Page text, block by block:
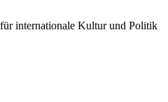
internationale Kultur und Politik